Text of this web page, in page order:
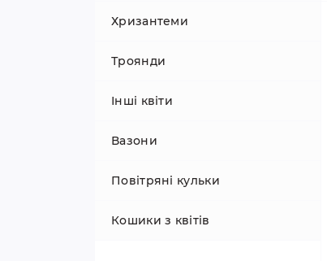
Хризантеми
Троянди
Інші квіти
Вазони
Повітряні кульки
Кошики з квітів